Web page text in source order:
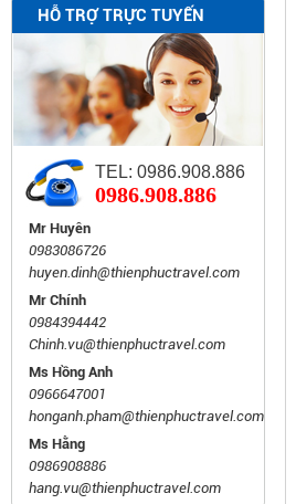
HỖ TRỢ TRỰC TUYẾN
TEL: 0986.908.886
0986.908.886
Mr Huyên
0983086726
huyen.dinh@thienphuctravel.com
Mr Chính
0984394442
Chinh.vu@thienphuctravel.com
Ms Hồng Anh
0966647001
honganh.pham@thienphuctravel.com
Ms Hằng
0986908886
hang.vu@thienphuctravel.com